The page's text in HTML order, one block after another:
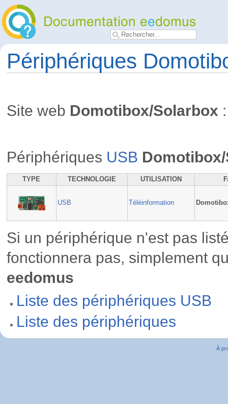
Périphériques
Site web Domotibox/Solarbox
Périphériques USB
TYPE TECHNOLOGIE UTILISATION
USB Téléinformation
Si un périphérique n'est pas
fonctionnera pas, simplement
eedomus
Liste des périphériques USB
Liste des périphériques
À